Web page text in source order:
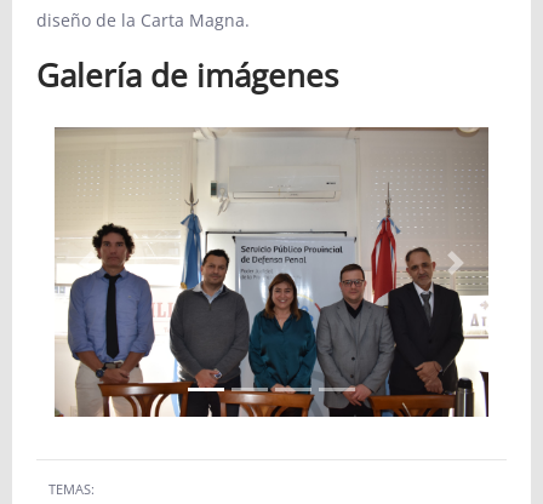
diseño de la Carta Magna.
Galería de imágenes
Anterior Siguiente
TEMAS: